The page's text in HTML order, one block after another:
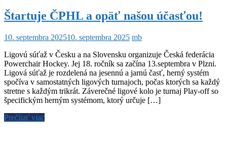
Štartuje ČPHL a opäť našou účasťou!
10. septembra 202510. septembra 2025 mb
Ligovú súťaž v Česku a na Slovensku organizuje Česká federácia
Powerchair Hockey. Jej 18. ročník sa začína 13.septembra v Plzni.
Ligová súťaž je rozdelená na jesennú a jarnú časť, herný systém
spočíva v samostatných ligových turnajoch, počas ktorých sa každý
stretne s každým trikrát. Záverečné ligové kolo je turnaj Play-off so
špecifickým herným systémom, ktorý určuje […]
Prečítať viac